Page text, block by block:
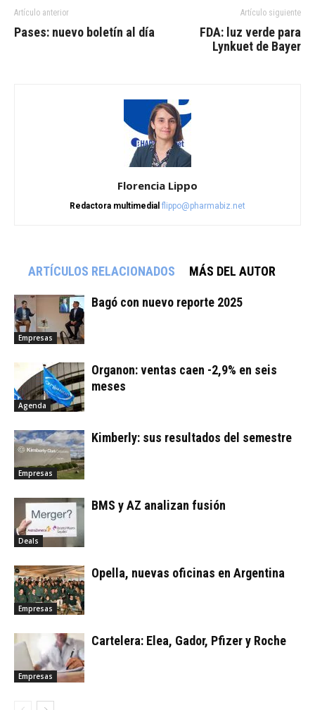
Artículo anterior
Pases: nuevo boletín al día
Artículo siguiente
FDA: luz verde para
Lynkuet de Bayer
Florencia Lippo
Redactora multimedial flippo@pharmabiz.net
ARTÍCULOS RELACIONADOS MÁS DEL AUTOR
Empresas
Bagó con nuevo reporte 2025
Agenda
Organon: ventas caen -2,9% en seis
meses
Empresas
Kimberly: sus resultados del semestre
Deals
BMS y AZ analizan fusión
Empresas
Opella, nuevas oficinas en Argentina
Empresas
Cartelera: Elea, Gador, Pfizer y Roche